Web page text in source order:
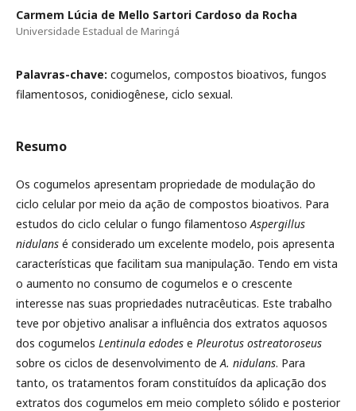
Carmem Lúcia de Mello Sartori Cardoso da Rocha
Universidade Estadual de Maringá
Palavras-chave: cogumelos, compostos bioativos, fungos
filamentosos, conidiogênese, ciclo sexual.
Resumo
Os cogumelos apresentam propriedade de modulação do
ciclo celular por meio da ação de compostos bioativos. Para
estudos do ciclo celular o fungo filamentosoAspergillus
nidulans é considerado um excelente modelo, pois apresenta
características que facilitam sua manipulação. Tendo em vista
o aumento no consumo de cogumelos e o crescente
interesse nas suas propriedades nutracêuticas. Este trabalho
teve por objetivo analisar a influência dos extratos aquosos
dos cogumelos Lentinula edodes e Pleurotus ostreatoroseus
sobre os ciclos de desenvolvimento deA. nidulans. Para
tanto, os tratamentos foram constituídos da aplicação dos
extratos dos cogumelos em meio completo sólido e posterior